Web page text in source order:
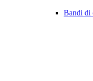
Bandi di